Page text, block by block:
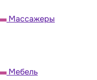
Массажеры
Мебель